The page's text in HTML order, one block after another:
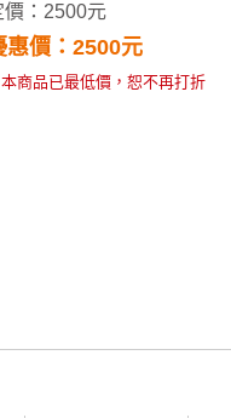
價：2500元
惠價：2500元
商品已最低價，恕不再打折